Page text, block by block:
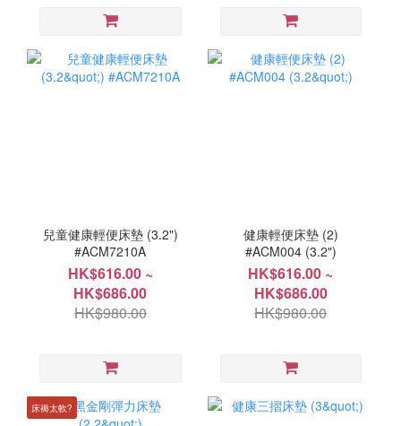
兒童健康輕便床墊 (3.2")
#ACM7210A
HK$616.00 ~
HK$686.00
HK$980.00
健康輕便床墊 (2)
#ACM004 (3.2")
HK$616.00 ~
HK$686.00
HK$980.00
床褥太軟?